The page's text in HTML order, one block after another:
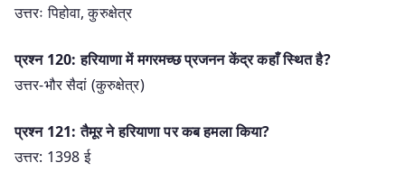
उत्तरः पिहोवा, कुरुक्षेत्र
प्रश्न 120: हरियाणा में मगरमच्छ प्रजनन केंद्र कहाँ स्थित है?
उत्तर-भौर सैदां (कुरुक्षेत्र)
प्रश्न 121: तैमूर ने हरियाणा पर कब हमला किया?
उत्तर: 1398 ई